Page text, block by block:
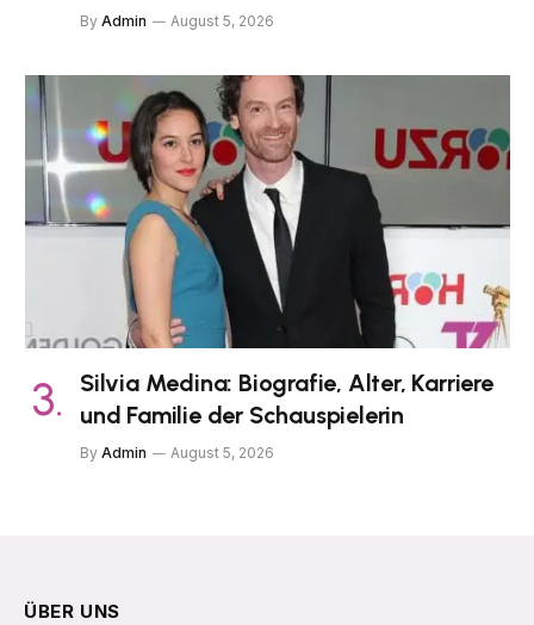
By Admin August 5, 2026
Silvia Medina: Biografie, Alter, Karriere
und Familie der Schauspielerin
By Admin August 5, 2026
ÜBER UNS